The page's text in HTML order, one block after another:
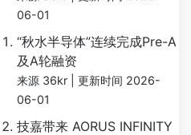
06-01
“秋水半导体”连续完成Pre-A
及A轮融资
来源 36kr
更新时间 2026-
06-01
技嘉带来 AORUS INFINITY